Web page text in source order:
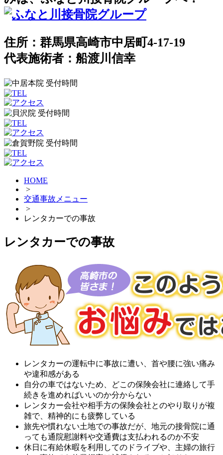
住所：群馬県高崎市中居町4-17-19
代表施術者：船渡川信幸
HOME
>
交通事故メニュー
>
レンタカーでの事故
レンタカーでの事故
レンタカーの運転中に事故に遭い、首や腰に強い痛み
や違和感がある
自分の車ではないため、どこの保険会社に連絡して手
続きを進めればいいのか分からない
レンタカー会社や相手方の保険会社とのやり取りが複
雑で、精神的にも疲弊している
旅先や慣れない土地での事故だが、地元の接骨院に通
っても通院慰謝料や交通費は支払われるのか不安
休日に有給休暇を利用してのドライブや、主婦の旅行